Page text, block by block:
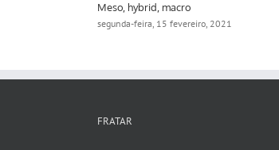
Meso, hybrid, macro
segunda-feira, 15 fevereiro, 2021
FRATAR